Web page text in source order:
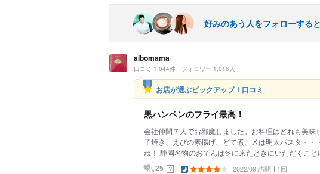
好みのあう人をフォローする
aibomama
口コミ 1,044件 フォロワー 1,016人
お店が選ぶピックアップ！口コミ
黒ハンペンのフライ最高！
会社仲間７人でお邪魔しました。お料理はどれも美
子焼き、えびの素揚げ、どて煮、〆は明太パスタ・・
ね！ 静岡名物のおでんは冬に来たときにいただくこと
25 ？ 2022/09 訪問 1回